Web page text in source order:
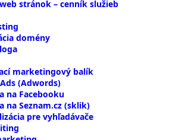
stránok – cenník služieb
domény
marketingový balík
(Adwords)
na Facebooku
na Seznam.cz (sklik)
pre vyhľadávače